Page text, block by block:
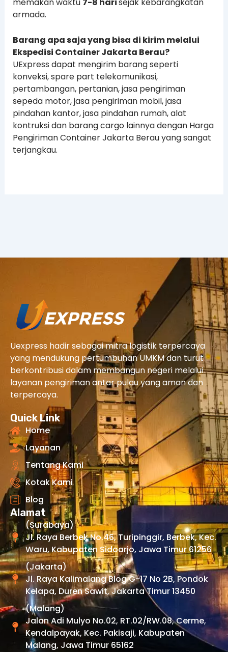
armada.
Barang apa saja yang bisa di kirim melalui
Ekspedisi Container Jakarta Berau?
UExpress dapat mengirim barang seperti
konveksi, spare part telekomunikasi,
pertambangan, pertanian, jasa pengiriman
sepeda motor, jasa pengiriman mobil, jasa
pindahan kantor, jasa pindahan rumah, alat
kontruksi dan barang cargo lainnya dengan Harga
Pengiriman Container Jakarta Berau yang sangat
terjangkau.
Uexpress hadir sebagai mitra logistik terpercaya
yang mendukung pertumbuhan UMKM dan turut
berkontribusi dalam membangun negeri melalui
layanan pengiriman antar pulau yang aman dan
terpercaya.
Quick Link
Home
Layanan
Tentang Kami
Kotak Kami
Blog
Alamat
(Surabaya)
Jl. Raya Berbek No.46, Turipinggir, Berbek, Kec.
Waru, Kabupaten Sidoarjo, Jawa Timur 61256
(Jakarta)
Jl. Raya Kalimalang Blog G-17 No 2B, Pondok
Kelapa, Duren Sawit, Jakarta Timur 13450
(Malang)
Jalan Adi Mulyo No.02, RT.02/RW.08, Cerme,
Kendalpayak, Kec. Pakisaji, Kabupaten
Malang, Jawa Timur 65162